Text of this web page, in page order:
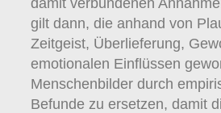
gilt dann, die anhand von
Zeitgeist, Überlieferung,
emotionalen Einflüssen
Menschenbilder durch
Befunde zu ersetzen, damit